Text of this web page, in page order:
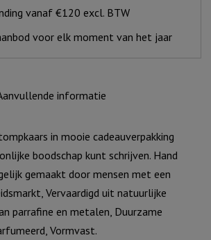
vanaf €120 excl. BTW
voor elk moment van het jaar
informatie
in mooie cadeauverpakking
boodschap kunt schrijven. Hand
gemaakt door mensen met een
Vervaardigd uit natuurlijke
parrafine en metalen, Duurzame
Vormvast.